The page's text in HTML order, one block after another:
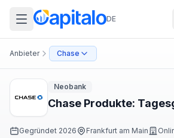
DE
Anbieter Chase
Neobank
Chase Produkte:
Gegründet 2026 Frankfurt am Main